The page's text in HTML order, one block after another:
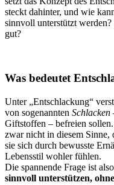
steckt dahinter, und wie
sinnvoll unterstützt
gut?
Was bedeutet
Unter „Entschlackung“
von sogenannten Schlacken
Giftstoffen – befreien
zwar nicht in diesem Sinne,
sie sich durch bewusste
Lebensstil wohler fühlen.
Die spannende Frage ist
sinnvoll unterstützen,